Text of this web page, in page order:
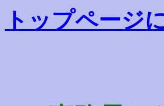
トップページ